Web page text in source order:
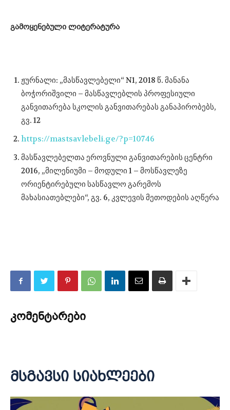
გამოყენებული ლიტერატურა
ჟურნალი: „მასწავლებელი“ N1, 2018 წ. მანანა
ბოჭორიშვილი – მასწავლებლის პროფესიული
განვითარება სკოლის განვითარებას განაპირობებს,
გვ. 12
https://mastsavlebeli.ge/?p=10746
მასწავლებელთა ეროვნული განვითარების ცენტრი
2016, „მილენიუმი – მოდული 1 – მოსწავლეზე
ორიენტირებული სასწავლო გარემოს
მახასიათებლები“, გვ. 6, კვლევის მეთოდების აღწერა
კომენტარები
მსგავსი სიახლეები